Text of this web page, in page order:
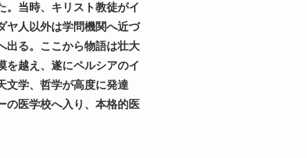
。当時、キリスト教徒がイ
ヤ人以外は学問機関へ近づ
出る。ここから物語は壮大
を越え、遂にペルシアのイ
文学、哲学が高度に発達
の医学校へ入り、本格的医